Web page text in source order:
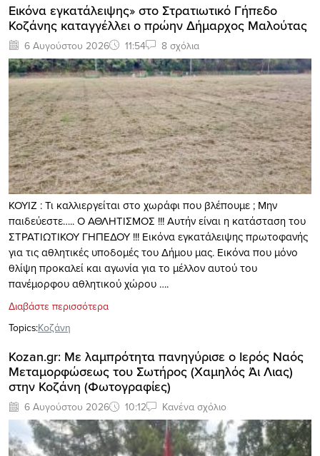
Εικόνα εγκατάλειψης» στο Στρατιωτικό Γήπεδο
Κοζάνης καταγγέλλει ο πρώην Δήμαρχος Μαλούτας
6 Αυγούστου 2026 11:54 8 σχόλια
ΚΟΥΙΖ : Τι καλλιεργείται στο χωράφι που βλέπουμε ; Μην
παιδεύεστε….. Ο ΑΘΛΗΤΙΣΜΟΣ !!! Αυτήν είναι η κατάσταση του
ΣΤΡΑΤΙΩΤΙΚΟΥ ΓΗΠΕΔΟΥ !!! Εικόνα εγκατάλειψης πρωτοφανής
για τις αθλητικές υποδομές του Δήμου μας. Εικόνα που μόνο
θλίψη προκαλεί και αγωνία για το μέλλον αυτού του
πανέμορφου αθλητικού χώρου ….
Διαβάστε περισσότερα
Topics:Κοζάνη
Kozan.gr: Με λαμπρότητα πανηγύρισε ο Ιερός Ναός
Μεταμορφώσεως του Σωτήρος (Χαμηλός Άι Λιας)
στην Κοζάνη (Φωτογραφίες)
6 Αυγούστου 2026 10:12 Κανένα σχόλιο